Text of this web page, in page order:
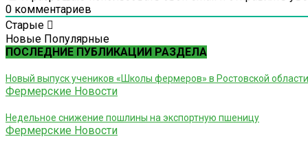
0 комментариев
Старые
Новые Популярные
ПОСЛЕДНИЕ ПУБЛИКАЦИИ РАЗДЕЛА
Новый выпуск учеников «Школы фермеров» в Ростовской области
Фермерские Новости
Недельное снижение пошлины на экспортную пшеницу
Фермерские Новости